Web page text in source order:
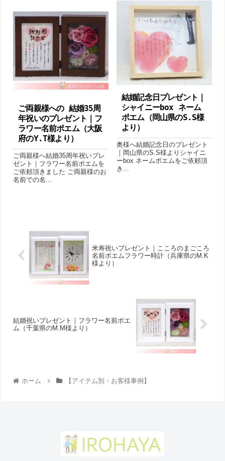
ご両親様への 結婚35周
年祝いのプレゼント｜フ
ラワー名前ポエム（大阪
府のY.T様より）
ご両親様へ結婚35周年祝いプレ
ゼント｜フラワー名前ポエムを
ご依頼頂きました ご両親様のお
名前での名...
結婚記念日プレゼント｜
シャイニーbox ネーム
ポエム（岡山県のS.S様
より ）
奥様へ結婚記念日のプレゼント
｜岡山県のS.S様よりシャイニ
ーbox ネームポエムをご依頼頂
き...
米寿祝いプレゼント｜こころのまごころ
名前ポエムフラワー時計（兵庫県のM.K
様より ）
結婚祝いプレゼント｜フラワー名前ポエ
ム（千葉県のM.M様より ）
ホーム 【アイテム別・お客様事例】